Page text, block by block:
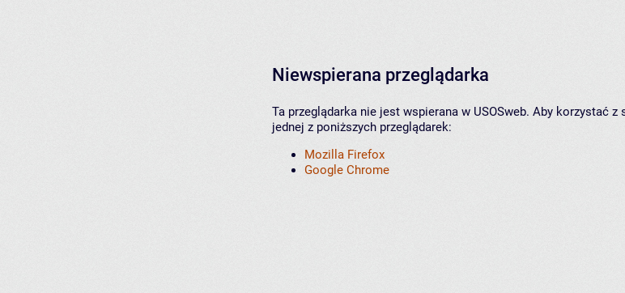
Niewspierana przeglądarka
Ta przeglądarka nie jest wspierana w USOSweb. Aby korzystać
jednej z poniższych przeglądarek:
Mozilla Firefox
Google Chrome